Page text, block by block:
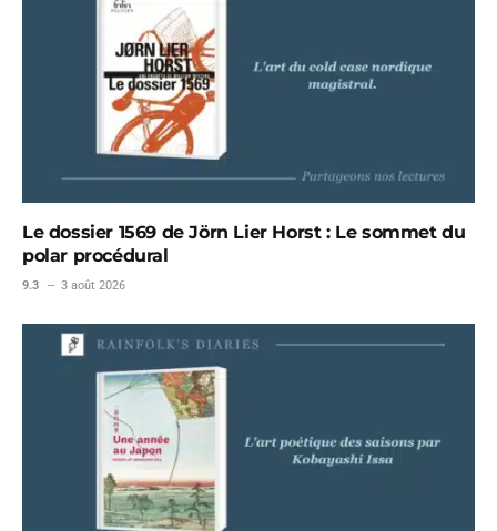
Le dossier 1569 de Jörn Lier Horst : Le sommet du
polar procédural
9.3 3 août 2026